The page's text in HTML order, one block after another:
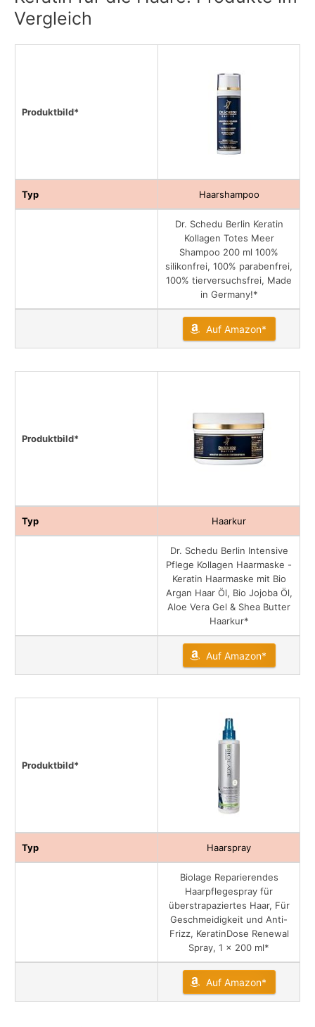
Vergleich
Produktbild*
Typ Haarshampoo
Dr. Schedu Berlin Keratin
Kollagen Totes Meer
Shampoo 200 ml 100%
silikonfrei, 100% parabenfrei,
100% tierversuchsfrei, Made
in Germany!*
Auf Amazon*
Produktbild*
Typ Haarkur
Dr. Schedu Berlin Intensive
Pflege Kollagen Haarmaske -
Keratin Haarmaske mit Bio
Argan Haar Öl, Bio Jojoba Öl,
Aloe Vera Gel & Shea Butter
Haarkur*
Auf Amazon*
Produktbild*
Typ Haarspray
Biolage Reparierendes
Haarpflegespray für
überstrapaziertes Haar, Für
Geschmeidigkeit und Anti-
Frizz, KeratinDose Renewal
Spray, 1 x 200 ml*
Auf Amazon*